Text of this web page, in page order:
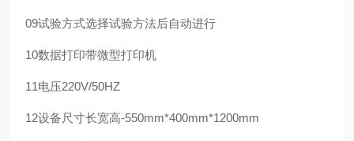
09试验方式选择试验方法后自动进行
10数据打印带微型打印机
11电压220V/50HZ
12设备尺寸长宽高-550mm*400mm*1200mm